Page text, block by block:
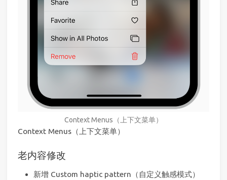
Context Menus（上下文菜单）
Context Menus（上下文菜单）
老内容修改
新增 Custom haptic pattern（自定义触感模式）